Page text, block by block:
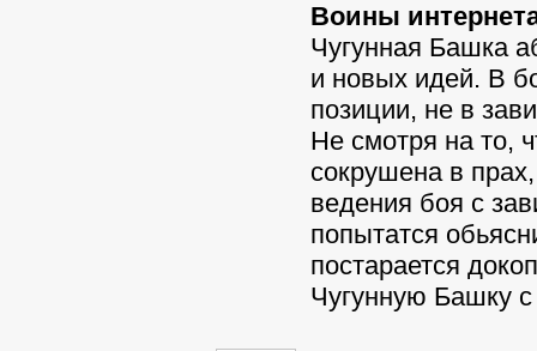
Воины
Чугунная Башка
и новых идей. В
позиции, не в
Не смотря на то,
сокрушена в
ведения боя с
попытатся
постарается
Чугунную Башку